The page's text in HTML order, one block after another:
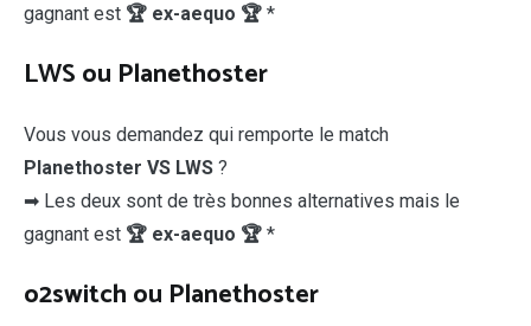
gagnant est 🏆 ex-aequo 🏆 *
LWS ou Planethoster
Vous vous demandez qui remporte le match
Planethoster VS LWS ?
➡ Les deux sont de très bonnes alternatives mais le
gagnant est 🏆 ex-aequo 🏆 *
o2switch ou Planethoster